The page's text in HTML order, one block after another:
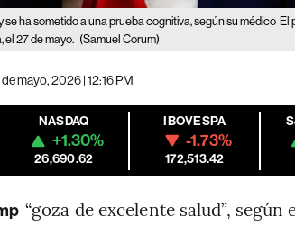
se ha sometido a una prueba cognitiva, según su médico El
el 27 de mayo. (Samuel Corum)
mayo, 2026 | 12:16 PM
NASDAQ
+1.30%
26,690.62
IBOVESPA
-1.73%
172,513.42
“goza de excelente salud”, según